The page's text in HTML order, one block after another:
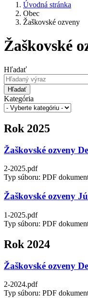
Úvodná stránka
Obec
Žaškovské ozveny
Žaškovské
Hľadať
Hľadať
Kategória
Rok 2025
Žaškovské ozveny
2-2025.pdf
Typ súboru: PDF
Žaškovské ozveny
1-2025.pdf
Typ súboru: PDF
Rok 2024
Žaškovské ozveny
2-2024.pdf
Typ súboru: PDF